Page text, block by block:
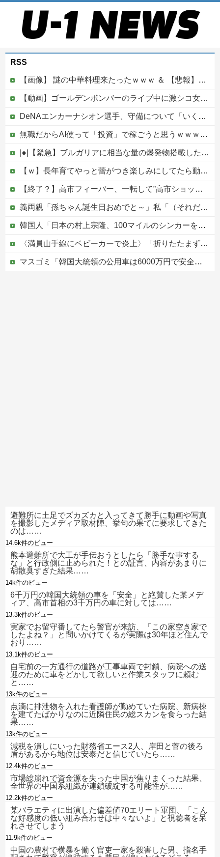
RSS
【画像】 謎の中華料理来たったｗｗｗ ＆ 【悲報】近所の謎の台湾料理屋、遂に値上げ
【動画】ゴールデンボンバーのライブ中に激シコ女さんが乱入してしまうｗｗｗｗｗ
DeNAエンカーナシオン選手、守備について「いくら得点しても、エラーを重ねれば逆転されてしまう。そういう意味から自分にとっては、打撃よりも守備の方が大事」
無職だからAI使って「投資」で稼ごうと思うｗｗｗｗｗ他
|●|【緊急】ブルガリアに相当な量の爆発物搭載したドローンが侵入！ルーマニア国境付近で爆発「おいウクライナ軍がよく使う機種だぞ」
【ｗ】長年育てやっと蕾がつき楽しみにしてたら動物の死肉に擬態（外観・腐肉臭）する花が！
【終了？】高市フィーバー、一転して”高市ショック”へ…支持率も市場も急降下ｗｗｗｗｗｗｗｗ
義両親「孫ちゃん誕生日おめでと～」私「（それだけ…？）」頻繁に会って孫も見せてるのにプレゼントも欲しいもの調査も一切なし！海外旅行行きまくるお金はあるのになぜ・・？
韓国人「日本の村上宗隆、100マイルのシンカーを逆方向に・・・2戦連発の26号ソロホームラン」→「羨ましすぎる 韓国はこんな打者がいなのか」「ア...
〈満員山手線にベビーカーで炎上〉「折りたたまず乗車できる」はずなのに…JR東日本が示した見解
マスゴミ「韓国大統領の公用車は6000万円で安全装備！」「高市の公用車は3000万円で贅沢！」
避難所に土足でズカズカと入ってきて勝手に動画や写真
を撮影したメディア取材陣、挙句の果てに要求してきた
のは……
14.6k件のビュー
熊本避難所で大工が手伝おうとしたら「勝手な事する
な」と行政側に止められた！との証言、内容があまりに
胡散臭すぎた結果……
14k件のビュー
6千万円の韓国大統領の車を「安全」と絶賛した某メデ
ィア、高市首相の3千万円の車に対しては……
13.3k件のビュー
実家でお留守番してたら警官が来訪、「この家空き家で
したよね？」と問いかけてくるが実際は30年ほど住んで
おり……
13.1k件のビュー
自宅前の一方通行の道路が工事車両で封鎖、病院への送
迎のために車をどかして欲しいと作業スタッフに頼む
と……
13k件のビュー
点滴に排泄物を入れた看護師が勤めていた病院、新病棟
を建てたばかりなのに近隣住民の総スカンを食らった結
果……
13k件のビュー
減税を潰しにいった財務省エース2人、岸田と菅の後ろ
盾があるから地位は安泰だと信じていたら……
12.4k件のビュー
市場総崩れで資金源を失った中国が焦りまくった結果、
全世界の中国系組織が連鎖破綻する可能性が……
12.2k件のビュー
某バラエティに出演した偏差値70エリート軍団、「こん
な好感度の低い組み合わせは中々ないよ」と視聴者を呆
れさせてしまう
11.9k件のビュー
中国の農村で横暴を働く官吏一家を殺害した男、指名手